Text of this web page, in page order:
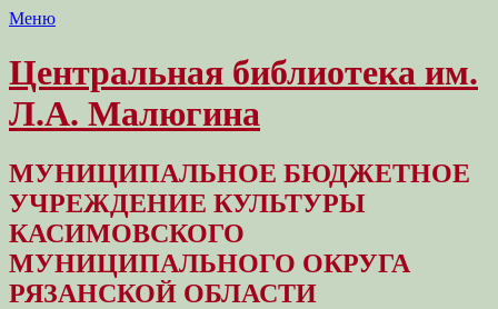
Меню
Центральная библиотека им.
Л.А. Малюгина
МУНИЦИПАЛЬНОЕ БЮДЖЕТНОЕ
УЧРЕЖДЕНИЕ КУЛЬТУРЫ
КАСИМОВСКОГО
МУНИЦИПАЛЬНОГО ОКРУГА
РЯЗАНСКОЙ ОБЛАСТИ